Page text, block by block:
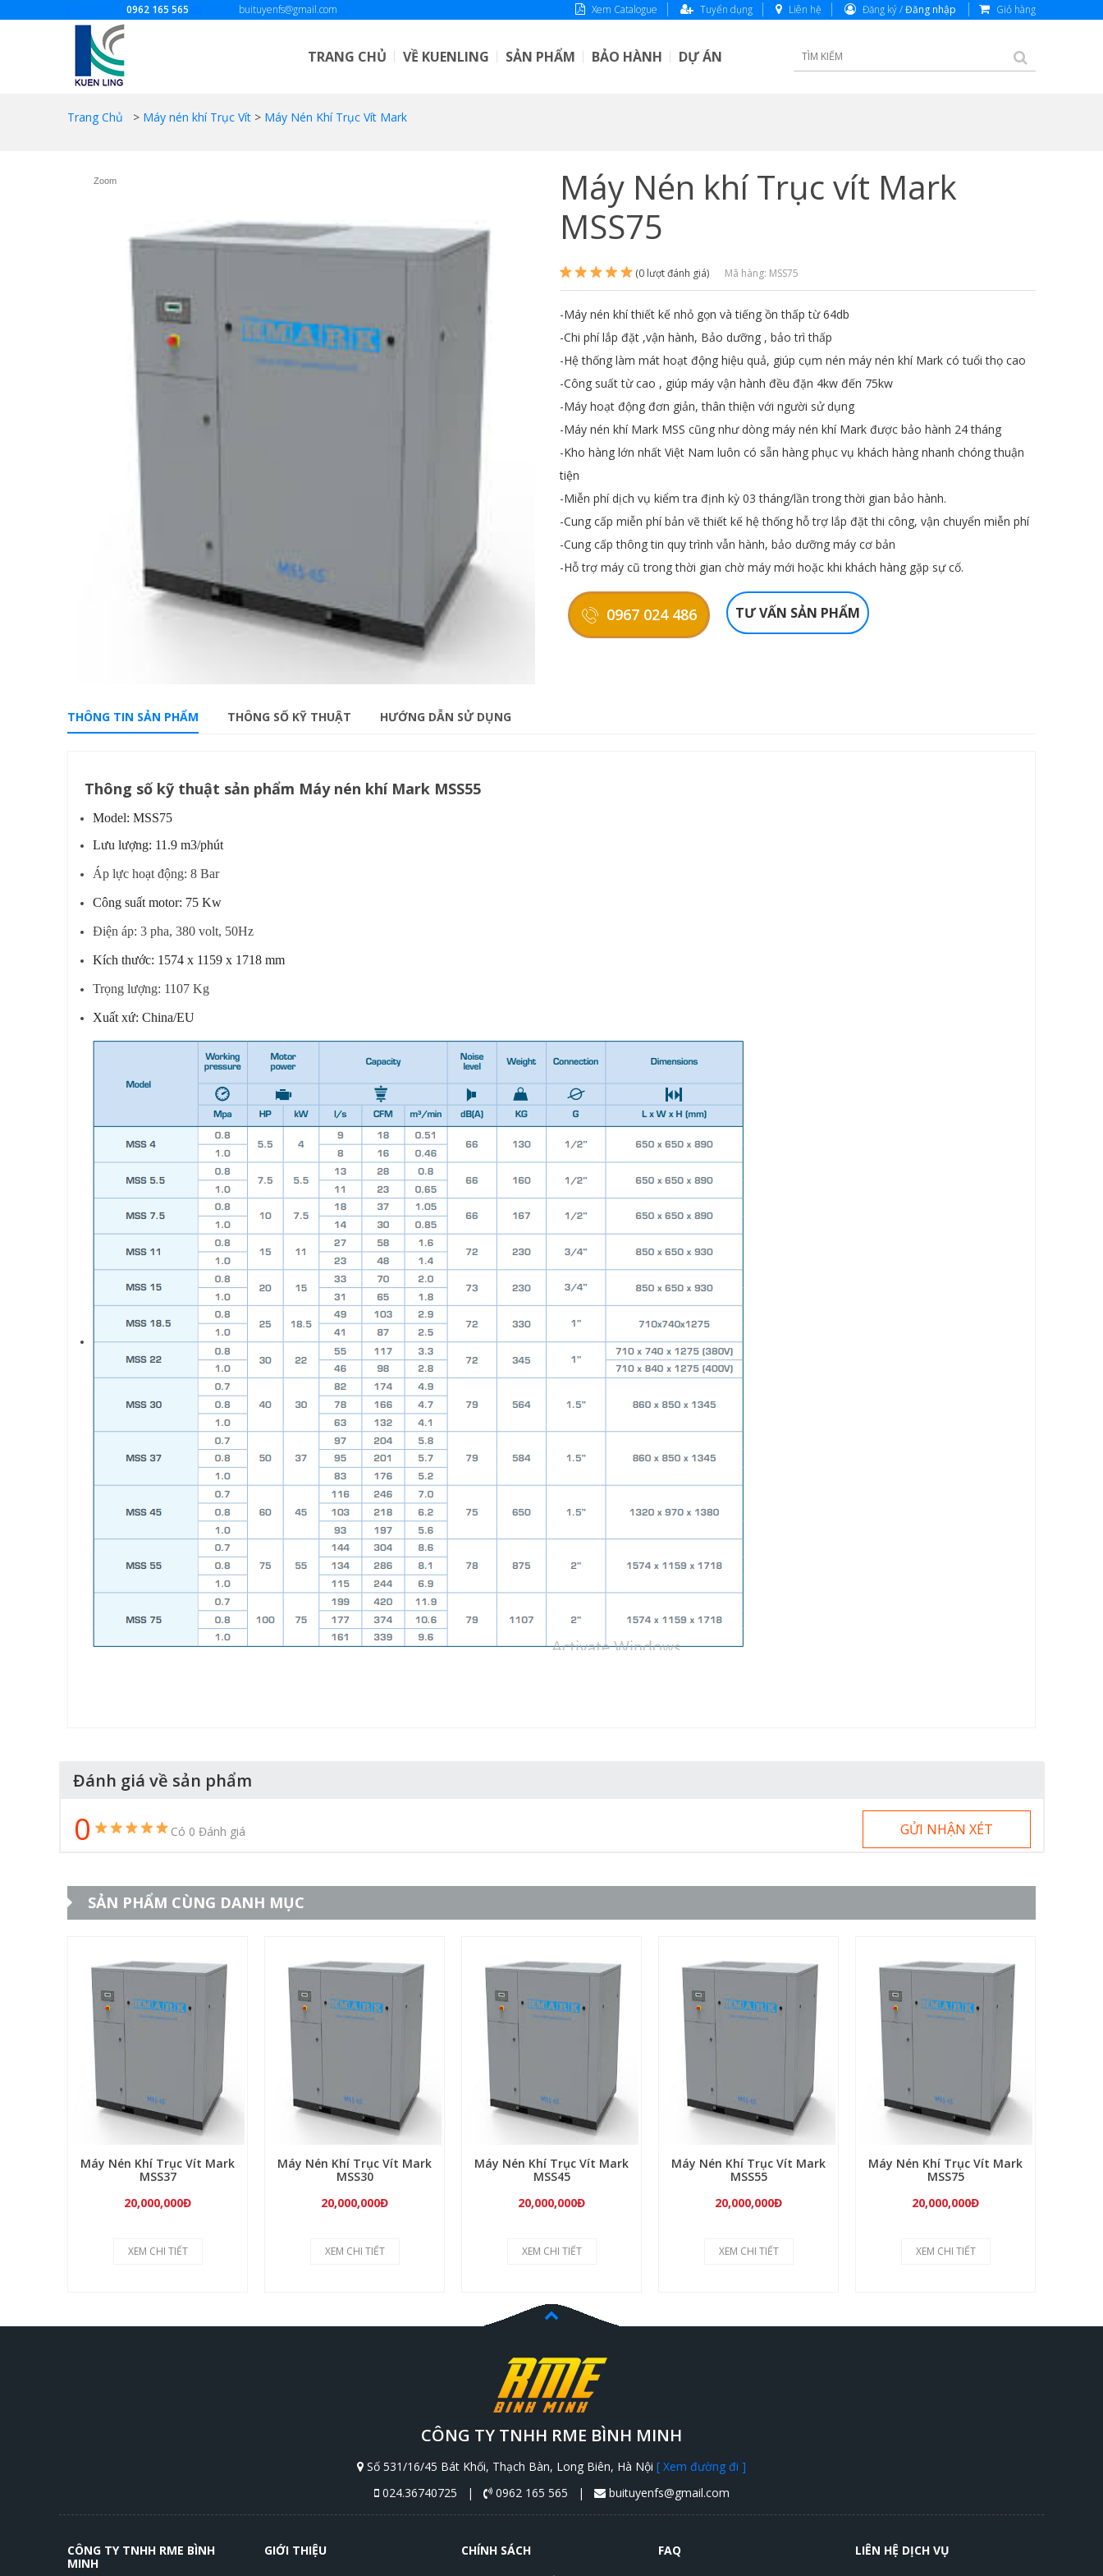
0962 165 565 buituyenfs@gmail.com Xem Catalogue Tuyển dụng Liên hệ Đăng ký /Đăng nhập Giỏ hàng
TRANG CHỦ VỀ KUENLING SẢN PHẨM BẢO HÀNH DỰ ÁN
Trang Chủ > Máy nén khí Trục Vít > Máy Nén Khí Trục Vít Mark
Zoom
Máy Nén khí Trục vít Mark
MSS75
(0 lượt đánh giá) Mã hàng: MSS75
-Máy nén khí thiết kế nhỏ gọn và tiếng ồn thấp từ 64db
-Chi phí lắp đặt ,vận hành, Bảo dưỡng , bảo trì thấp
-Hệ thống làm mát hoạt động hiệu quả, giúp cụm nén máy nén khí Mark có tuổi thọ cao
-Công suất từ cao , giúp máy vận hành đều đặn 4kw đến 75kw
-Máy hoạt động đơn giản, thân thiện với người sử dụng
-Máy nén khí Mark MSS cũng như dòng máy nén khí Mark được bảo hành 24 tháng
-Kho hàng lớn nhất Việt Nam luôn có sẵn hàng phục vụ khách hàng nhanh chóng thuận
tiện
-Miễn phí dịch vụ kiểm tra định kỳ 03 tháng/lần trong thời gian bảo hành.
-Cung cấp miễn phí bản vẽ thiết kế hệ thống hỗ trợ lắp đặt thi công, vận chuyển miễn phí
-Cung cấp thông tin quy trình vẫn hành, bảo dưỡng máy cơ bản
-Hỗ trợ máy cũ trong thời gian chờ máy mới hoặc khi khách hàng gặp sự cố.
0967 024 486 TƯ VẤN SẢN PHẨM
THÔNG TIN SẢN PHẨM THÔNG SỐ KỸ THUẬT HƯỚNG DẪN SỬ DỤNG
Thông số kỹ thuật sản phẩm Máy nén khí Mark MSS55
Model: MSS75
Lưu lượng: 11.9 m3/phút
Áp lực hoạt động: 8 Bar
Công suất motor: 75 Kw
Điện áp: 3 pha, 380 volt, 50Hz
Kích thước: 1574 x 1159 x 1718 mm
Trọng lượng: 1107 Kg
Xuất xứ: China/EU
Đánh giá về sản phẩm
0 Có 0 Đánh giá GỬI NHẬN XÉT
SẢN PHẨM CÙNG DANH MỤC
Máy Nén Khí Trục Vít Mark
MSS37
20,000,000Đ
XEM CHI TIẾT
Máy Nén Khí Trục Vít Mark
MSS30
20,000,000Đ
XEM CHI TIẾT
Máy Nén Khí Trục Vít Mark
MSS45
20,000,000Đ
XEM CHI TIẾT
Máy Nén Khí Trục Vít Mark
MSS55
20,000,000Đ
XEM CHI TIẾT
Máy Nén Khí Trục Vít Mark
MSS75
20,000,000Đ
XEM CHI TIẾT
CÔNG TY TNHH RME BÌNH MINH
Số 531/16/45 Bát Khối, Thạch Bàn, Long Biên, Hà Nội [ Xem đường đi ]
024.36740725 |
0962 165 565 | buituyenfs@gmail.com
CÔNG TY TNHH RME BÌNH
MINH
GIỚI THIỆU CHÍNH SÁCH FAQ LIÊN HỆ DỊCH VỤ